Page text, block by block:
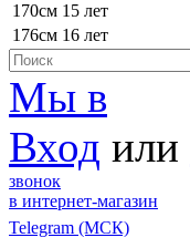
170см 15 лет
176см 16 лет
Мы в
Вход или
звонок
в интернет-магазин
Telegram (МСК)